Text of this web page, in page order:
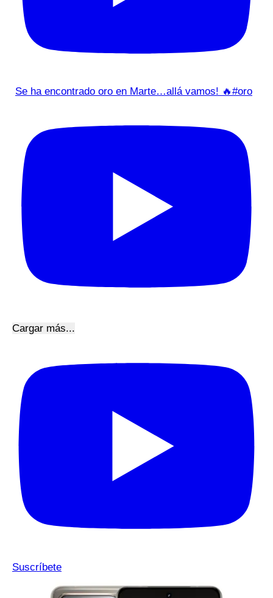
Se ha encontrado oro en Marte…allá vamos! 🔥#oro
Cargar más...
Suscríbete